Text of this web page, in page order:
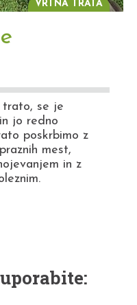
VRTNA TRATA
trato, se je
jo redno
poskrbimo z
mest,
in z